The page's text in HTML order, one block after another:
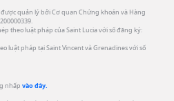
được quản lý bởi Cơ quan Chứng khoán và Hàng
theo luật pháp của Saint Lucia với số đăng ký:
luật pháp tại Saint Vincent và Grenadines với số
nhấp vào đây.